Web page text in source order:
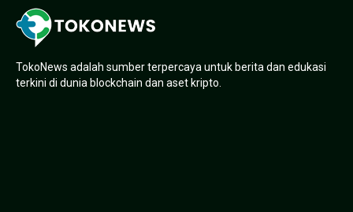
TokoNews adalah sumber terpercaya untuk berita dan edukasi
terkini di dunia blockchain dan aset kripto.